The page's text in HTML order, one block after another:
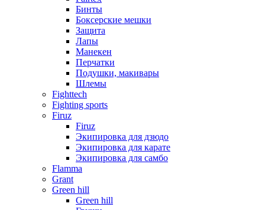
Бинты
Боксерские мешки
Защита
Лапы
Манекен
Перчатки
Подушки, макивары
Шлемы
Fighttech
Fighting sports
Firuz
Firuz
Экипировка для дзюдо
Экипировка для карате
Экипировка для самбо
Flamma
Grant
Green hill
Green hill